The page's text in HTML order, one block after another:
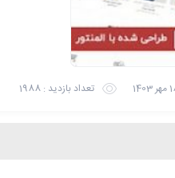
تعداد بازدید : 1988